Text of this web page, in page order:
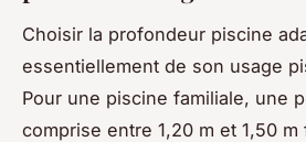
Choisir la profondeur piscine
essentiellement de son usage
Pour une piscine familiale, une
comprise entre 1,20 m et 1,50 m